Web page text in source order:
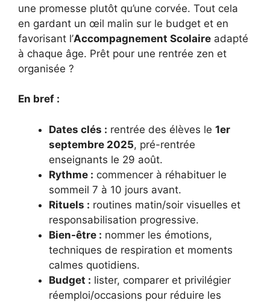
une promesse plutôt qu’une corvée. Tout cela
en gardant un œil malin sur le budget et en
favorisant l’Accompagnement Scolaire adapté
à chaque âge. Prêt pour une rentrée zen et
organisée ?
En bref :
Dates clés : rentrée des élèves le 1er
septembre 2025, pré-rentrée
enseignants le 29 août.
Rythme : commencer à réhabituer le
sommeil 7 à 10 jours avant.
Rituels : routines matin/soir visuelles et
responsabilisation progressive.
Bien-être : nommer les émotions,
techniques de respiration et moments
calmes quotidiens.
Budget : lister, comparer et privilégier
réemploi/occasions pour réduire les